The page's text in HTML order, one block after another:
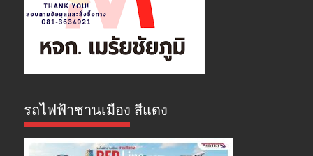
รถไฟฟ้าชานเมือง สีแดง